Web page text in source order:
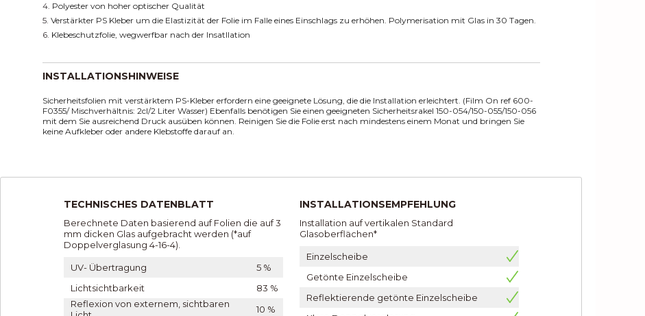
4. Polyester von hoher optischer Qualität
5. Verstärkter PS Kleber um die Elastizität der Folie im Falle eines Einschlags zu erhöhen. Polymerisation mit Glas in 30 Tagen.
6. Klebeschutzfolie, wegwerfbar nach der Insatllation
INSTALLATIONSHINWEISE
Sicherheitsfolien mit verstärktem PS-Kleber erfordern eine geeignete Lösung, die die Installation erleichtert. (Film On ref 600-
F0355/ Mischverhältnis: 2cl/2 Liter Wasser) Ebenfalls benötigen Sie einen geeigneten Sicherheitsrakel 150-054/150-055/150-056
mit dem Sie ausreichend Druck ausüben können. Reinigen Sie die Folie erst nach mindestens einem Monat und bringen Sie
keine Aufkleber oder andere Klebstoffe darauf an.
TECHNISCHES DATENBLATT
Berechnete Daten basierend auf Folien die auf 3
mm dicken Glas aufgebracht werden (*auf
Doppelverglasung 4-16-4).
UV- Übertragung
5 %
Lichtsichtbarkeit
83 %
Reflexion von externem, sichtbaren
10 %
INSTALLATIONSEMPFEHLUNG
Installation auf vertikalen Standard
Glasoberflächen*
Einzelscheibe
Getönte Einzelscheibe
Reflektierende getönte Einzelscheibe